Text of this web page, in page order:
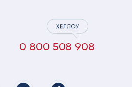
0 800 508 908